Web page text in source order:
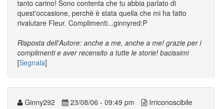
tanto carino! Sono contenta che tu abbia parlato di
quest'occasione, perchè è stata quella che mi ha fatto
rivalutare Fleur. Complimenti...ginnyred:P
Risposta dell'Autore: anche a me, anche a me! grazie per i
complimenti e aver recensito a tutte le storie! bacissimi
[Segnala]
Ginny292 23/08/06 - 09:49 pm
Irriconoscibile